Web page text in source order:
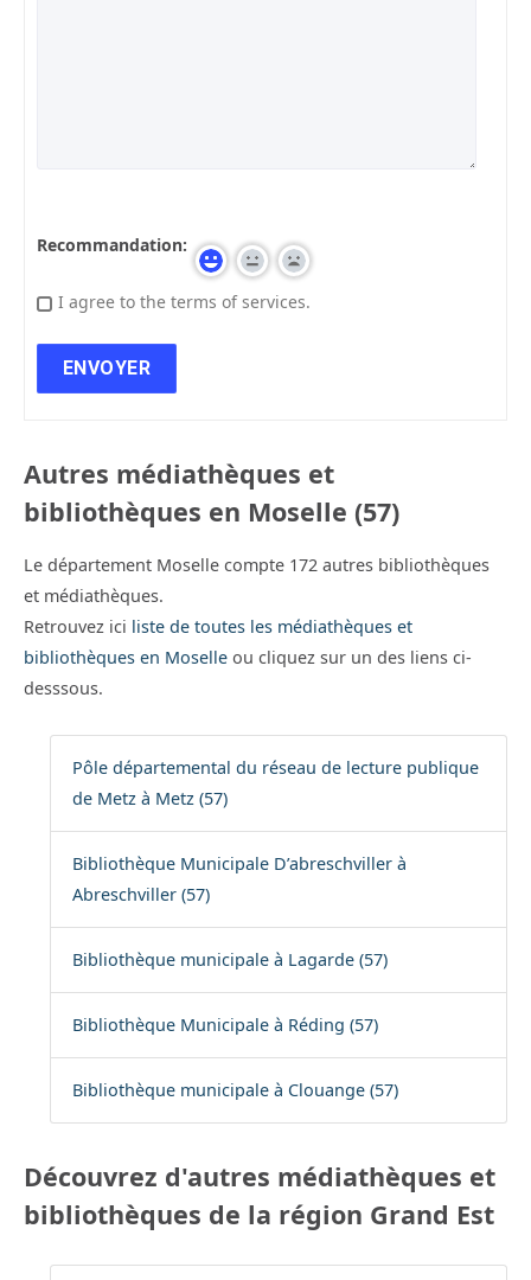
Recommandation:
I agree to the terms of services.
Autres médiathèques et
bibliothèques en Moselle (57)
Le département Moselle compte 172 autres bibliothèques
et médiathèques.
Retrouvez ici liste de toutes les médiathèques et
bibliothèques en Moselle ou cliquez sur un des liens ci-
desssous.
Pôle départemental du réseau de lecture publique
de Metz à Metz (57)
Bibliothèque Municipale D’abreschviller à
Abreschviller (57)
Bibliothèque municipale à Lagarde (57)
Bibliothèque Municipale à Réding (57)
Bibliothèque municipale à Clouange (57)
Découvrez d'autres médiathèques et
bibliothèques de la région Grand Est